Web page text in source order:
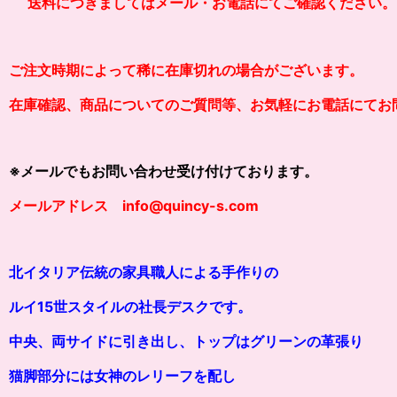
ご注文時期によって稀に在庫切れの場合がございます。
在庫確認、商品についてのご質問等、お気軽にお電話にて
※メールでもお問い合わせ受け付けております。
メールアドレス info@quincy-s.com
北イタリア伝統の家具職人による手作りの
ルイ15世スタイルの社長デスクです。
中央、 両サイドに引き出し、トップはグリーンの革張り
猫脚部分には女神のレリーフを配し